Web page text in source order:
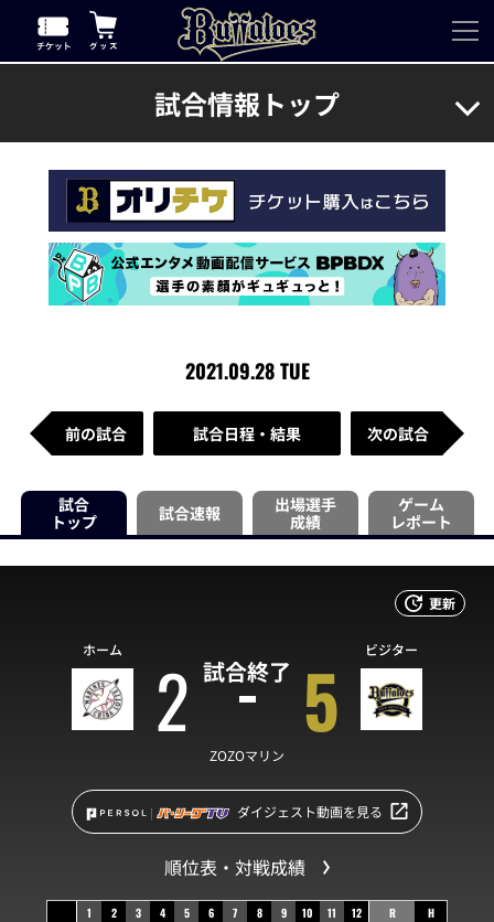
試合情報トップ
2021.09.28 TUE
前の試合 試合日程・結果 次の試合
試合
トップ
試合速報
出場選手
成績
ゲーム
レポート
更新
試合終了
ホーム 2 5 ビジター
ZOZOマリン
ダイジェスト動画を見る
順位表・対戦成績
1 2 3 4 5 6 7 8 9 10 11 12 R H